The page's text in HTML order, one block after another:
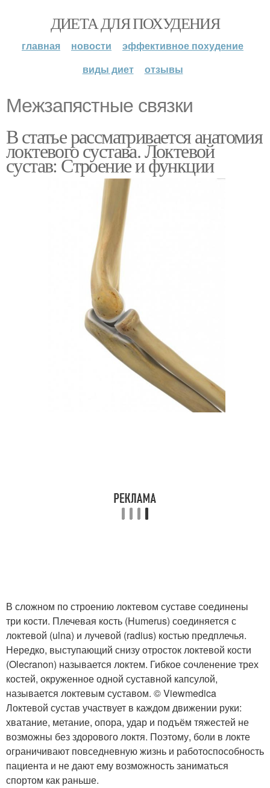
ДИЕТА ДЛЯ ПОХУДЕНИЯ
главная новости
эффективное похудение
виды диет
отзывы
Межзапястные связки
В статье рассматривается анатомия
локтевого сустава. Локтевой
сустав: Строение и функции
В сложном по строению локтевом суставе соединены
три кости. Плечевая кость (Humerus) соединяется с
локтевой (ulna) и лучевой (radius) костью предплечья.
Нередко, выступающий снизу отросток локтевой кости
(Olecranon) называется локтем. Гибкое сочленение трех
костей, окруженное одной суставной капсулой,
называется локтевым суставом. © Viewmedica
Локтевой сустав участвует в каждом движении руки:
хватание, метание, опора, удар и подъём тяжестей не
возможны без здорового локтя. Поэтому, боли в локте
ограничивают повседневную жизнь и работоспособность
пациента и не дают ему возможность заниматься
спортом как раньше.